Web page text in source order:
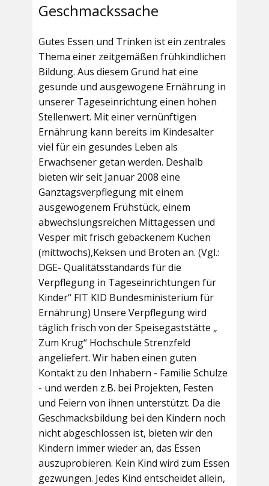
Geschmackssache
Gutes Essen und Trinken ist ein zentrales
Thema einer zeitgemäßen frühkindlichen
Bildung. Aus diesem Grund hat eine
gesunde und ausgewogene Ernährung in
unserer Tageseinrichtung einen hohen
Stellenwert. Mit einer vernünftigen
Ernährung kann bereits im Kindesalter
viel für ein gesundes Leben als
Erwachsener getan werden. Deshalb
bieten wir seit Januar 2008 eine
Ganztagsverpflegung mit einem
ausgewogenem Frühstück, einem
abwechslungsreichen Mittagessen und
Vesper mit frisch gebackenem Kuchen
(mittwochs),Keksen und Broten an. (Vgl.:
DGE- Qualitätsstandards für die
Verpflegung in Tageseinrichtungen für
Kinder“ FIT KID Bundesministerium für
Ernährung) Unsere Verpflegung wird
täglich frisch von der Speisegaststätte „
Zum Krug“ Hochschule Strenzfeld
angeliefert. Wir haben einen guten
Kontakt zu den Inhabern - Familie Schulze
- und werden z.B. bei Projekten, Festen
und Feiern von ihnen unterstützt. Da die
Geschmacksbildung bei den Kindern noch
nicht abgeschlossen ist, bieten wir den
Kindern immer wieder an, das Essen
auszuprobieren. Kein Kind wird zum Essen
gezwungen. Jedes Kind entscheidet allein,